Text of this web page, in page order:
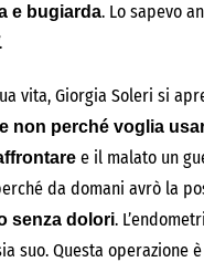
e bugiarda. Lo sapevo
vita, Giorgia Soleri si
non perché voglia
e il malato un
da domani avrò la
senza dolori.
suo. Questa operazione